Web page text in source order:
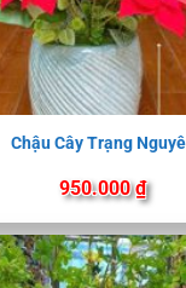
Chậu Cây Trạng
950.000₫